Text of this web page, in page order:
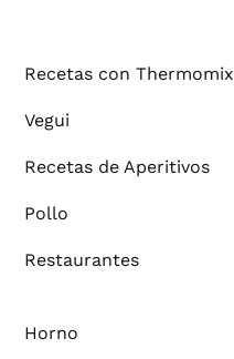
Recetas con Thermomix
Vegui
Recetas de Aperitivos
Pollo
Restaurantes
Horno